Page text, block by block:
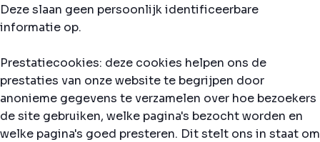
Deze slaan geen persoonlijk identificeerbare
informatie op.
Prestatiecookies: deze cookies helpen ons de
prestaties van onze website te begrijpen door
anonieme gegevens te verzamelen over hoe bezoekers
de site gebruiken, welke pagina's bezocht worden en
welke pagina's goed presteren. Dit stelt ons in staat om